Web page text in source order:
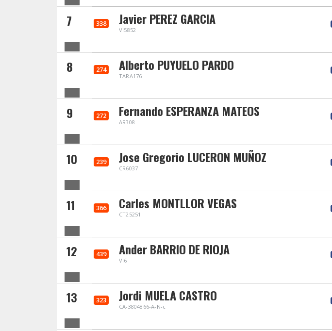
7 338 Javier PEREZ GARCIA
VI5852
8 274 Alberto PUYUELO PARDO
TARA176
9 272 Fernando ESPERANZA MATEOS
AR308
10 239 Jose Gregorio LUCERON MUÑOZ
CR6037
11 366 Carles MONTLLOR VEGAS
CT25251
12 439 Ander BARRIO DE RIOJA
VI6
13 323 Jordi MUELA CASTRO
CA-3804866-A-N-c